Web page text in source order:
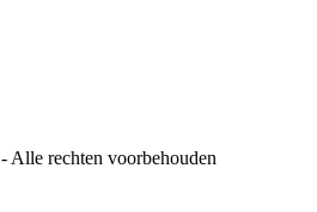
- Alle rechten voorbehouden